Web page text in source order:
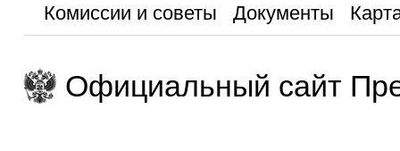
Комиссии и советы
Документы
Официальный сайт